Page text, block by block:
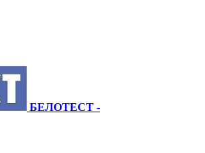
БЕЛОТЕСТ -